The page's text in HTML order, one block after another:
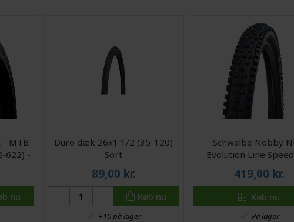
- MTB
622) -
nu
Duro dæk 26x1 1/2 (35-120)
Sort
89,00 kr.
Køb nu
+10 på lager
Schwalbe Nobby
Evolution Line
foldedæk - 26x2.25-
419,00 kr.
Køb nu
På lager